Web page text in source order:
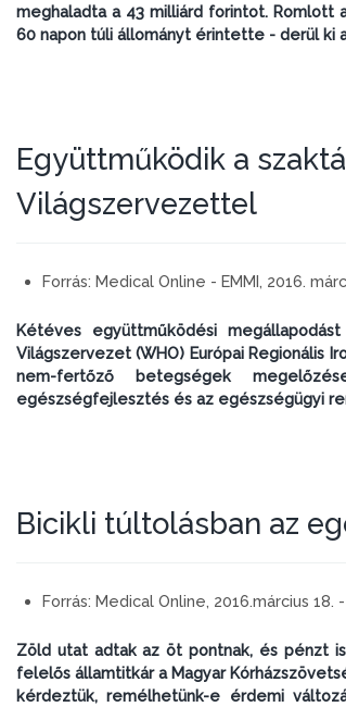
meghaladta a 43 milliárd forintot. Romlott
60 napon túli állományt érintette - derül ki
Együttműködik a
Világszervezettel
Forrás: Medical Online - EMMI, 2016.
Kétéves együttműködési
Világszervezet (WHO) Európai Regionális
nem-fertőző betegségek
egészségfejlesztés és az egészségügyi
Bicikli túltolásban az
Forrás: Medical Online, 2016.március 18.
Zöld utat adtak az öt pontnak, és pénzt
felelős államtitkár a Magyar
kérdeztük, remélhetünk-e érdemi